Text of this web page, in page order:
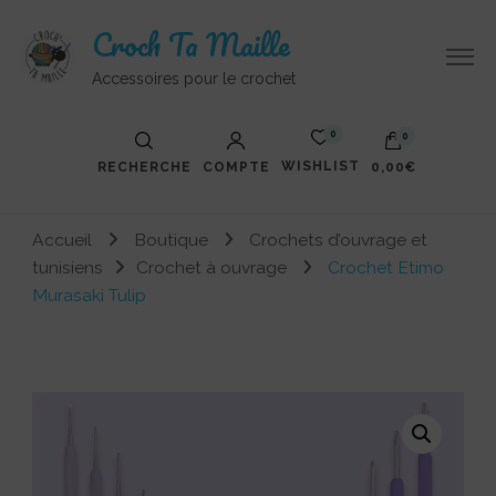
Croch Ta Maille
Accessoires pour le crochet
RECHERCHE COMPTE
0
WISHLIST
0
0,00€
Votre panier est vide.
Accueil Boutique
Crochets d’ouvrage et
tunisiens
Crochet à ouvrage
Crochet Etimo
Murasaki Tulip